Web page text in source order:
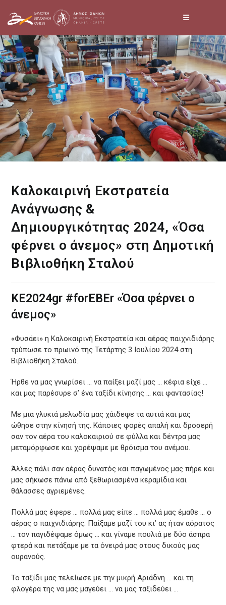
to
content
Καλοκαιρινή Εκστρατεία
Ανάγνωσης &
Δημιουργικότητας 2024, «Όσα
φέρνει ο άνεμος» στη Δημοτική
Βιβλιοθήκη Σταλού
ΚΕ2024gr #forEBEr «Όσα φέρνει ο
άνεμος»
«Φυσάει» η Καλοκαιρινή Εκστρατεία και αέρας παιχνιδιάρης
τρύπωσε το πρωινό της Τετάρτης 3 Ιουλίου 2024 στη
Βιβλιοθήκη Σταλού.
Ήρθε να μας γνωρίσει … να παίξει μαζί μας … κέφια είχε …
και μας παρέσυρε σ’ ένα ταξίδι κίνησης … και φαντασίας!
Με μια γλυκιά μελωδία μας χάιδεψε τα αυτιά και μας
ώθησε στην κίνησή της. Κάποιες φορές απαλή και δροσερή
σαν τον αέρα του καλοκαιριού σε φύλλα και δέντρα μας
μεταμόρφωσε και χορέψαμε με θρόισμα του ανέμου.
Άλλες πάλι σαν αέρας δυνατός και παγωμένος μας πήρε και
μας σήκωσε πάνω από ξεθωριασμένα κεραμίδια και
θάλασσες αγριεμένες.
Πολλά μας έφερε … πολλά μας είπε … πολλά μας έμαθε … ο
αέρας ο παιχνιδιάρης. Παίξαμε μαζί του κι’ ας ήταν αόρατος
… τον παγιδέψαμε όμως … και γίναμε πουλιά με δύο άσπρα
φτερά και πετάξαμε με τα όνειρά μας στους δικούς μας
ουρανούς.
Το ταξίδι μας τελείωσε με την μικρή Αριάδνη … και τη
φλογέρα της να μας μαγεύει … να μας ταξιδεύει …